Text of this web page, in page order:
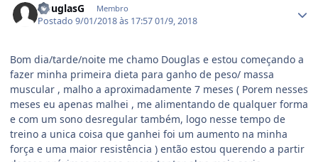
DouglasG Membro
Postado9/01/2018 às 17:5701/9, 2018
Bom dia/tarde/noite me chamo Douglas e estou começando a
fazer minha primeira dieta para ganho de peso/ massa
muscular , malho a aproximadamente 7 meses ( Porem nesses
meses eu apenas malhei , me alimentando de qualquer forma
e com um sono desregular também, logo nesse tempo de
treino a unica coisa que ganhei foi um aumento na minha
força e uma maior resistência ) então estou querendo a partir